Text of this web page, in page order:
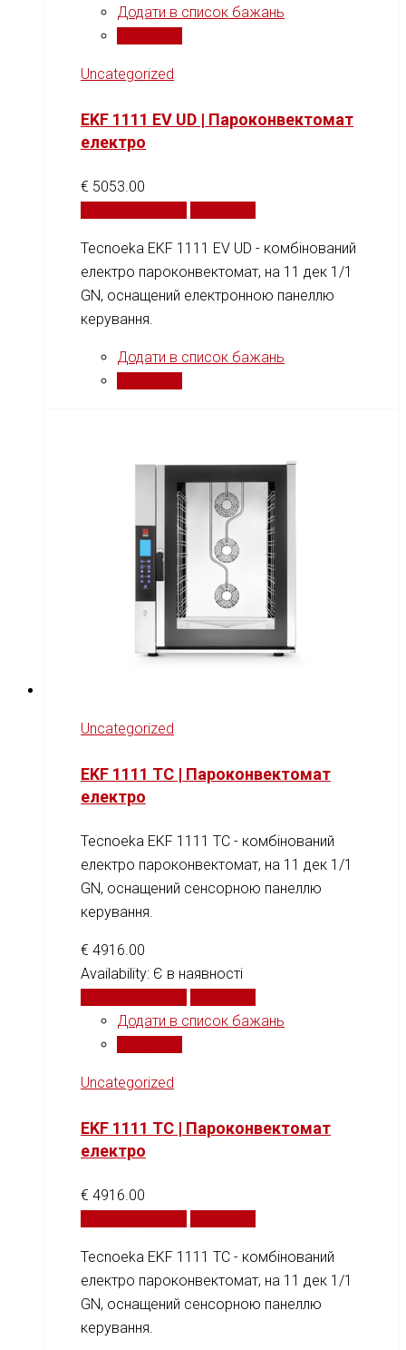
Додати в список бажань
Uncategorized
EKF 1111 EV UD | Пароконвектомат
електро
€ 5053.00
Tecnoeka EKF 1111 EV UD - комбінований
електро пароконвектомат, на 11 дек 1/1
GN, оснащений електронною панеллю
керування.
Додати в список бажань
Uncategorized
EKF 1111 TC | Пароконвектомат
електро
Tecnoeka EKF 1111 TC - комбінований
електро пароконвектомат, на 11 дек 1/1
GN, оснащений сенсорною панеллю
керування.
€ 4916.00
Availability: Є в наявності
Додати в список бажань
Uncategorized
EKF 1111 TC | Пароконвектомат
електро
€ 4916.00
Tecnoeka EKF 1111 TC - комбінований
електро пароконвектомат, на 11 дек 1/1
GN, оснащений сенсорною панеллю
керування.